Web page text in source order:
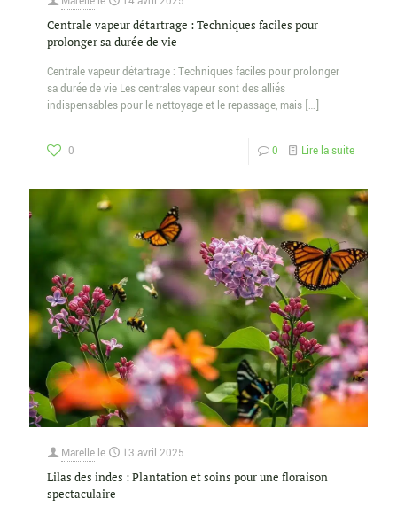
Centrale vapeur détartrage : Techniques faciles pour
prolonger sa durée de vie
Centrale vapeur détartrage : Techniques faciles pour prolonger
sa durée de vie Les centrales vapeur sont des alliés
indispensables pour le nettoyage et le repassage, mais […]
0 0 Lire la suite
Marelle le 13 avril 2025
Lilas des indes : Plantation et soins pour une floraison
spectaculaire